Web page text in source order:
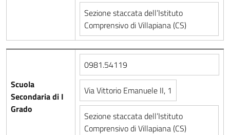
Sezione staccata dell’Istituto
Comprensivo di Villapiana (CS)
Scuola
Secondaria di I
Grado
0981.54119
Via Vittorio Emanuele II, 1
Sezione staccata dell’Istituto
Comprensivo di Villapiana (CS)